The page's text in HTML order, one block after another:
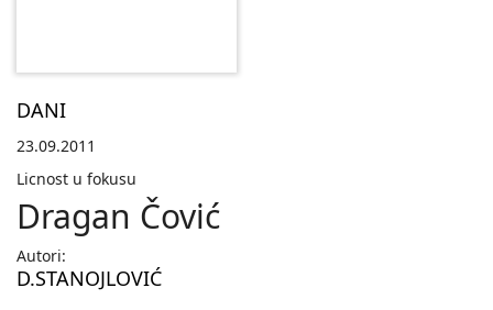
DANI
23.09.2011
Licnost u fokusu
Dragan Čović
Autori:
D.STANOJLOVIĆ